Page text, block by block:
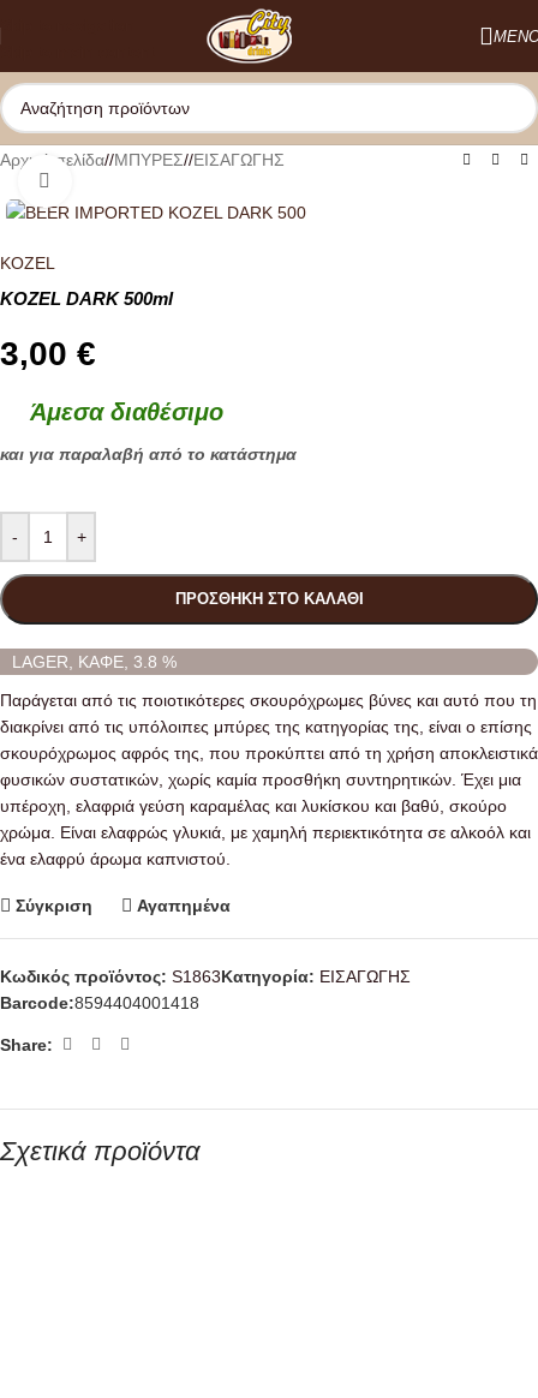
Αρχική σελίδα/ ΜΠΥΡΕΣ/ ΕΙΣΑΓΩΓΗΣ
KOZEL
KOZEL DARK 500ml
3,00 €
Άμεσα διαθέσιμο
και για παραλαβή από το κατάστημα
- +
ΠΡΟΣΘΉΚΗ ΣΤΟ ΚΑΛΆΘΙ
LAGER, ΚΑΦΕ, 3.8 %
Παράγεται από τις ποιοτικότερες σκουρόχρωμες βύνες και αυτό που τη
διακρίνει από τις υπόλοιπες μπύρες της κατηγορίας της, είναι ο επίσης
σκουρόχρωμος αφρός της, που προκύπτει από τη χρήση αποκλειστικά
φυσικών συστατικών, χωρίς καμία προσθήκη συντηρητικών. Έχει μια
υπέροχη, ελαφριά γεύση καραμέλας και λυκίσκου και βαθύ, σκούρο
χρώμα. Είναι ελαφρώς γλυκιά, με χαμηλή περιεκτικότητα σε αλκοόλ και
ένα ελαφρύ άρωμα καπνιστού.
Σύγκριση Αγαπημένα
Κωδικός προϊόντος: S1863Κατηγορία: ΕΙΣΑΓΩΓΗΣ
Barcode:8594404001418
Share:
Σχετικά προϊόντα